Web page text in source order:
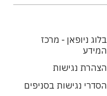
בלוג ניופאן - מרכז
המידע
הצהרת נגישות
הסדרי נגישות בסניפים